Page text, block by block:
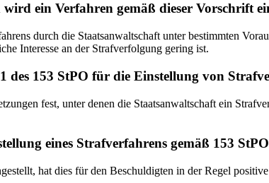
ein Verfahren gemäß dieser Vorschrift
durch die Staatsanwaltschaft unter bestimmten
Interesse an der Strafverfolgung gering ist.
des 153 StPO für die Einstellung von
fest, unter denen die Staatsanwaltschaft ein
eines Strafverfahrens gemäß 153
hat dies für den Beschuldigten in der Regel